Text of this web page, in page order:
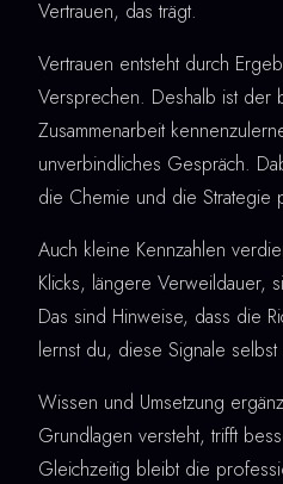
Vertrauen, das trägt.
Vertrauen entsteht durch
Versprechen. Deshalb ist der
Zusammenarbeit
unverbindliches Gespräch.
die Chemie und die Strategie
Auch kleine Kennzahlen
Klicks, längere Verweildauer,
Das sind Hinweise, dass die
lernst du, diese Signale
Wissen und Umsetzung
Grundlagen versteht, trifft
Gleichzeitig bleibt die